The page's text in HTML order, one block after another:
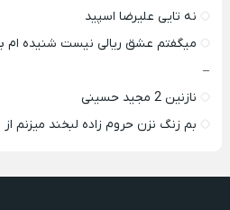
نه تایی علیرضا اسپید
میگفتم عشق ریالی نیست شنیده ام
–
نازنین 2 مجید حسینی
بم زنگ نزن حروم زاده لبخند میزنم از